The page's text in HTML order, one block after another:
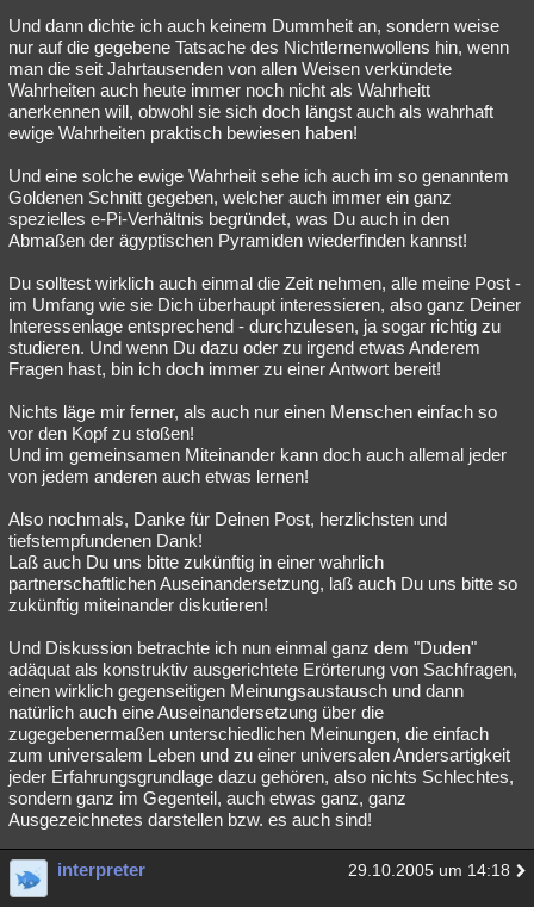
Und dann dichte ich auch keinem Dummheit an, sondern weise
nur auf die gegebene Tatsache des Nichtlernenwollens hin, wenn
man die seit Jahrtausenden von allen Weisen verkündete
Wahrheiten auch heute immer noch nicht als Wahrheitt
anerkennen will, obwohl sie sich doch längst auch als wahrhaft
ewige Wahrheiten praktisch bewiesen haben!
Und eine solche ewige Wahrheit sehe ich auch im so genanntem
Goldenen Schnitt gegeben, welcher auch immer ein ganz
spezielles e-Pi-Verhältnis begründet, was Du auch in den
Abmaßen der ägyptischen Pyramiden wiederfinden kannst!
Du solltest wirklich auch einmal die Zeit nehmen, alle meine Post -
im Umfang wie sie Dich überhaupt interessieren, also ganz Deiner
Interessenlage entsprechend - durchzulesen, ja sogar richtig zu
studieren. Und wenn Du dazu oder zu irgend etwas Anderem
Fragen hast, bin ich doch immer zu einer Antwort bereit!
Nichts läge mir ferner, als auch nur einen Menschen einfach so
vor den Kopf zu stoßen!
Und im gemeinsamen Miteinander kann doch auch allemal jeder
von jedem anderen auch etwas lernen!
Also nochmals, Danke für Deinen Post, herzlichsten und
tiefstempfundenen Dank!
Laß auch Du uns bitte zukünftig in einer wahrlich
partnerschaftlichen Auseinandersetzung, laß auch Du uns bitte so
zukünftig miteinander diskutieren!
Und Diskussion betrachte ich nun einmal ganz dem "Duden"
adäquat als konstruktiv ausgerichtete Erörterung von Sachfragen,
einen wirklich gegenseitigen Meinungsaustausch und dann
natürlich auch eine Auseinandersetzung über die
zugegebenermaßen unterschiedlichen Meinungen, die einfach
zum universalem Leben und zu einer universalen Andersartigkeit
jeder Erfahrungsgrundlage dazu gehören, also nichts Schlechtes,
sondern ganz im Gegenteil, auch etwas ganz, ganz
Ausgezeichnetes darstellen bzw. es auch sind!
interpreter 29.10.2005 um 14:18